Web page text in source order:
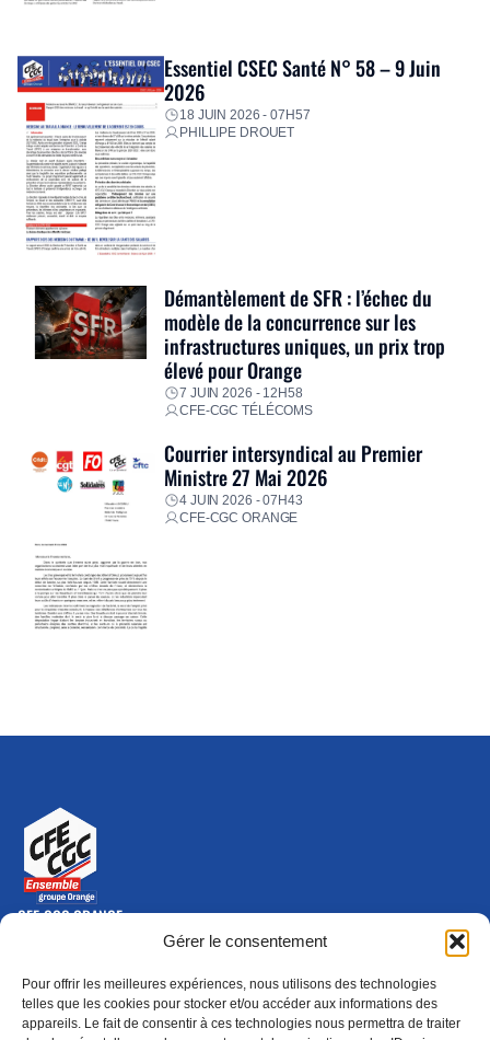
Gérer le consentement
Pour offrir les meilleures expériences, nous utilisons des technologies
telles que les cookies pour stocker et/ou accéder aux informations des
appareils. Le fait de consentir à ces technologies nous permettra de traiter
Essentiel CSEC Santé N° 58 – 9 Juin
2026
18 JUIN 2026 - 07H57
PHILLIPE DROUET
Démantèlement de SFR : l’échec du
modèle de la concurrence sur les
infrastructures uniques, un prix trop
élevé pour Orange
7 JUIN 2026 - 12H58
CFE-CGC TÉLÉCOMS
Courrier intersyndical au Premier
Ministre 27 Mai 2026
4 JUIN 2026 - 07H43
CFE-CGC ORANGE
CFE-CGC ORANGE
10-12 rue Saint Amand, 75015 Paris Cedex 15
Nous contacter
01 46 79 28 74